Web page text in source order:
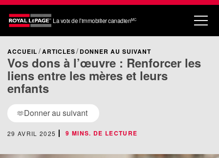
La voix de l’immobilier canadienMC
ACCUEIL ARTICLES DONNER AU SUIVANT
Vos dons à l’œuvre : Renforcer les
liens entre les mères et leurs
enfants
🫶Donner au suivant
29 AVRIL 2025 9 MINS. DE LECTURE